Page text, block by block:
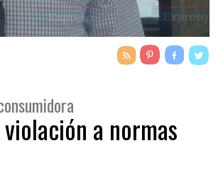
a normas